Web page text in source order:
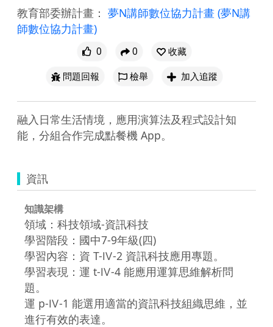
教育部委辦計畫： 夢N講師數位協力計畫 (夢N講
師數位協力計畫)
0 0
收藏
問題回報
檢舉 加入追蹤
融入日常生活情境，應用演算法及程式設計知
能，分組合作完成點餐機 App。
資訊
知識架構
領域：科技領域-資訊科技
學習階段：國中7-9年級(四)
學習內容：資 T-Ⅳ-2 資訊科技應用專題。
學習表現：運 t-Ⅳ-4 能應用運算思維解析問
題。
運 p-Ⅳ-1 能選用適當的資訊科技組織思維，並
進行有效的表達。